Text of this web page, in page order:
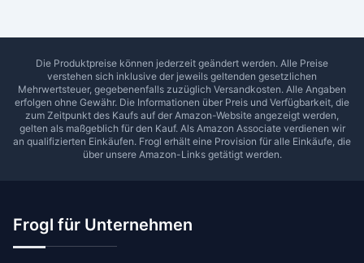
Die Produktpreise können jederzeit geändert werden. Alle Preise
verstehen sich inklusive der jeweils geltenden gesetzlichen
Mehrwertsteuer, gegebenenfalls zuzüglich Versandkosten. Alle Angaben
erfolgen ohne Gewähr. Die Informationen über Preis und Verfügbarkeit, die
zum Zeitpunkt des Kaufs auf der Amazon-Website angezeigt werden,
gelten als maßgeblich für den Kauf. Als Amazon Associate verdienen wir
an qualifizierten Einkäufen. Frogl erhält eine Provision für alle Einkäufe, die
über unsere Amazon-Links getätigt werden.
Frogl für Unternehmen